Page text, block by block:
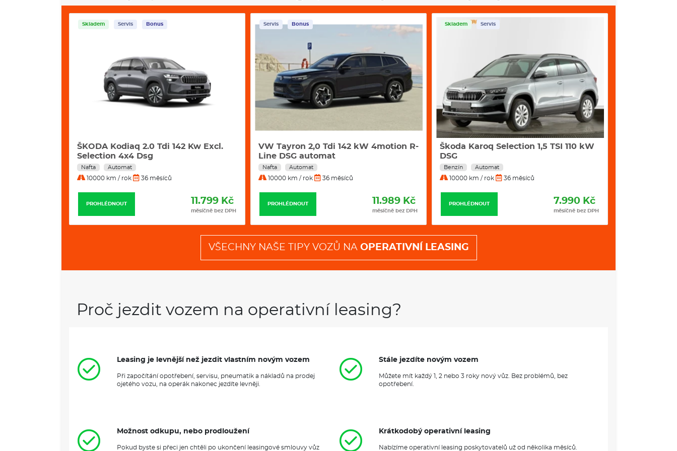
Skladem Servis Bonus
ŠKODA Kodiaq 2.0 Tdi 142 Kw Excl.
Selection 4x4 Dsg
Nafta Automat
10000 km / rok 36 měsíců
PROHLÉDNOUT 11.799 Kč
měsíčně bez DPH
Servis Bonus
VW Tayron 2,0 Tdi 142 kW 4motion R-
Line DSG automat
Nafta Automat
10000 km / rok 36 měsíců
PROHLÉDNOUT 11.989 Kč
měsíčně bez DPH
Skladem Servis
Škoda Karoq Selection 1,5 TSI 110 kW
DSG
Benzín Automat
10000 km / rok 36 měsíců
PROHLÉDNOUT 7.990 Kč
měsíčně bez DPH
VŠECHNY NAŠE TIPY VOZŮ NA OPERATIVNÍ LEASING
Proč jezdit vozem na operativní leasing?
Leasing je levnější než jezdit vlastním novým vozem
Při započítání opotřebení, servisu, pneumatik a nákladů na prodej
ojetého vozu, na operák nakonec jezdíte levněji.
Stále jezdíte novým vozem
Můžete mít každý 1, 2 nebo 3 roky nový vůz. Bez problémů, bez
opotřebení.
Možnost odkupu, nebo prodloužení
Pokud byste si přeci jen chtěli po ukončení leasingové smlouvy vůz
Krátkodobý operativní leasing
Nabízíme operativní leasing poskytovatelů už od několika měsíců.